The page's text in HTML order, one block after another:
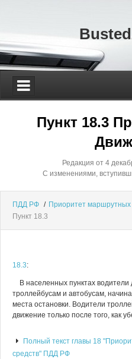
Пункт 18.3
Редакция от 4
С изменениями,
ПДД РФ / Приоритет маршрутных
Пункт 18.3
18.3:
В населенных пунктах водители
троллейбусам и автобусам,
места остановки. Водители
движение только после того, как
Полный текст главы 18
средств" ПДД РФ